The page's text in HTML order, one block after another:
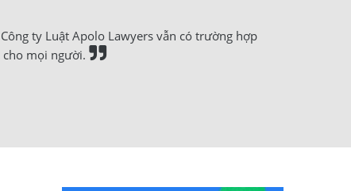
ty Luật Apolo Lawyers vẫn có trường hợp
mọi người.